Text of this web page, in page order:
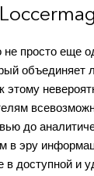
не просто еще
этому
до
в эру
в доступной и